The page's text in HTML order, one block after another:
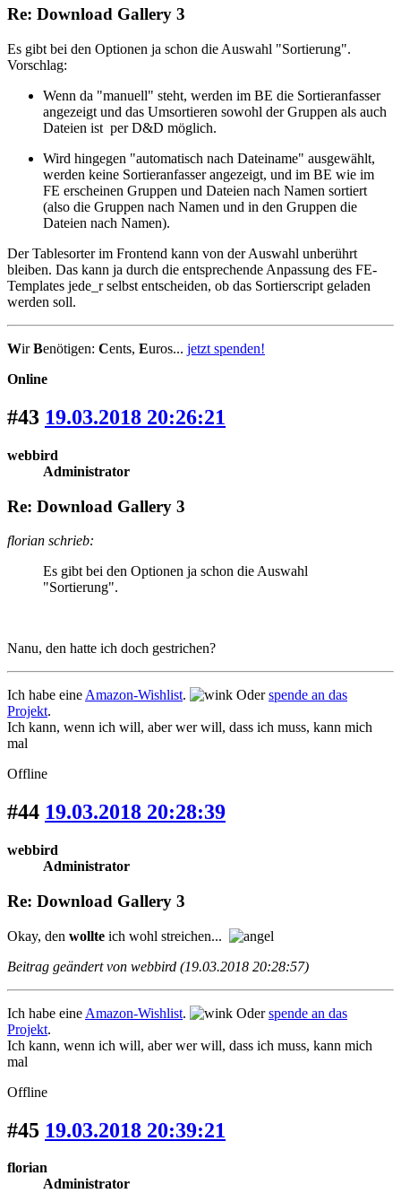
Re: Download Gallery 3
Es gibt bei den Optionen ja schon die Auswahl "Sortierung".
Vorschlag:
Wenn da "manuell" steht, werden im BE die Sortieranfasser
angezeigt und das Umsortieren sowohl der Gruppen als auch
Dateien ist per D&D möglich.
Wird hingegen "automatisch nach Dateiname" ausgewählt,
werden keine Sortieranfasser angezeigt, und im BE wie im
FE erscheinen Gruppen und Dateien nach Namen sortiert
(also die Gruppen nach Namen und in den Gruppen die
Dateien nach Namen).
Der Tablesorter im Frontend kann von der Auswahl unberührt
bleiben. Das kann ja durch die entsprechende Anpassung des FE-
Templates jede_r selbst entscheiden, ob das Sortierscript geladen
werden soll.
WirBenötigen: Cents, Euros... jetzt spenden!
Online
#43 19.03.2018 20:26:21
webbird
Administrator
Re: Download Gallery 3
florian schrieb:
Es gibt bei den Optionen ja schon die Auswahl
"Sortierung".
Nanu, den hatte ich doch gestrichen?
Ich habe eine Amazon-Wishlist. Oderspende an das
Projekt.
Ich kann, wenn ich will, aber wer will, dass ich muss, kann mich
mal
Offline
#44 19.03.2018 20:28:39
webbird
Administrator
Re: Download Gallery 3
Okay, den wollte ich wohl streichen...
Beitrag geändert von webbird (19.03.2018 20:28:57)
Ich habe eine Amazon-Wishlist. Oderspende an das
Projekt.
Ich kann, wenn ich will, aber wer will, dass ich muss, kann mich
mal
Offline
#45 19.03.2018 20:39:21
florian
Administrator